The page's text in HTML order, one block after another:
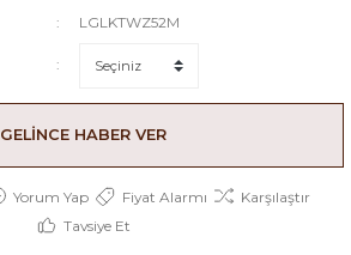
LGLKTWZ52M
GELİNCE HABER VER
Yorum Yap Fiyat Alarmı
Karşılaştır
Tavsiye Et